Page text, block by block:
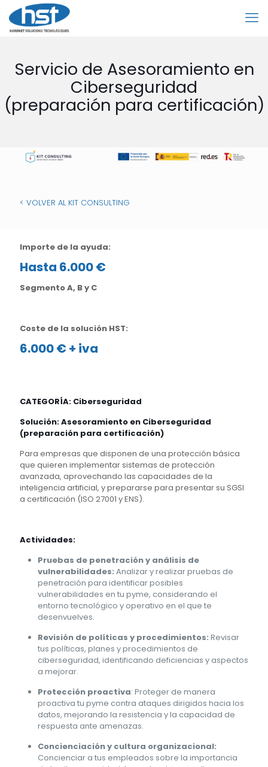
Servicio de Asesoramiento en
Ciberseguridad
(preparación para certificación)
< VOLVER AL KIT CONSULTING
Importe de la ayuda:
Hasta 6.000 €
Segmento A, B y C
Coste de la solución HST:
6.000 € + iva
CATEGORÍA: Ciberseguridad
Solución: Asesoramiento en Ciberseguridad
(preparación para certificación)
Para empresas que disponen de una protección básica
que quieren implementar sistemas de protección
avanzada, aprovechando las capacidades de la
inteligencia artificial, y prepararse para presentar su SGSI
a certificación (ISO 27001 y ENS).
Actividades:
Pruebas de penetración y análisis de
vulnerabilidades: Analizar y realizar pruebas de
penetración para identificar posibles
vulnerabilidades en tu pyme, considerando el
entorno tecnológico y operativo en el que te
desenvuelves.
Revisión de políticas y procedimientos: Revisar
tus políticas, planes y procedimientos de
ciberseguridad, identificando deficiencias y aspectos
a mejorar.
Protección proactiva: Proteger de manera
proactiva tu pyme contra ataques dirigidos hacia los
datos, mejorando la resistencia y la capacidad de
respuesta ante amenazas.
Concienciación y cultura organizacional:
Concienciar a tus empleados sobre la importancia